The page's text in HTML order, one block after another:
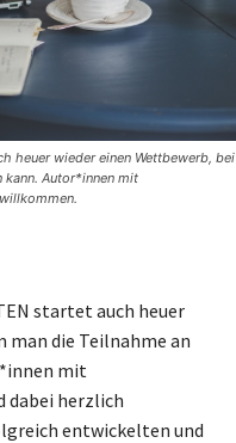
heuer wieder einen Wettbewerb, bei
kann. Autor*innen mit
startet auch heuer
man die Teilnahme an
mit
herzlich
entwickelten und